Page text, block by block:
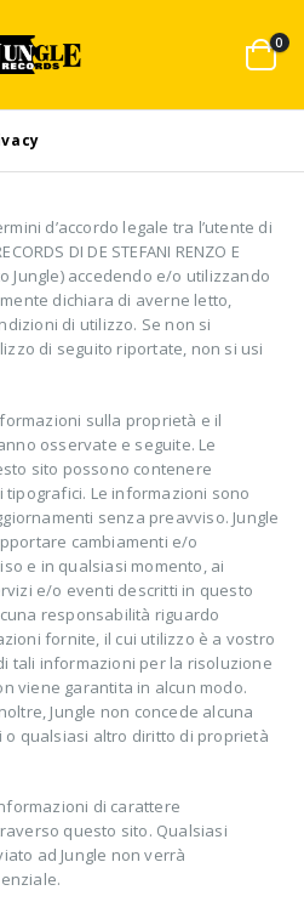
0
d’accordo legale tra l’utente di
DI DE STEFANI RENZO E
Jungle) accedendo e/o utilizzando
dichiara di averne letto,
di utilizzo. Se non si
di seguito riportate, non si usi
sulla proprietà e il
osservate e seguite. Le
sito possono contenere
Le informazioni sono
senza preavviso. Jungle
cambiamenti e/o
e in qualsiasi momento, ai
e/o eventi descritti in questo
responsabilità riguardo
fornite, il cui utilizzo è a vostro
tali informazioni per la risoluzione
viene garantita in alcun modo.
Jungle non concede alcuna
o qualsiasi altro diritto di proprietà
di carattere
questo sito. Qualsiasi
ad Jungle non verrà